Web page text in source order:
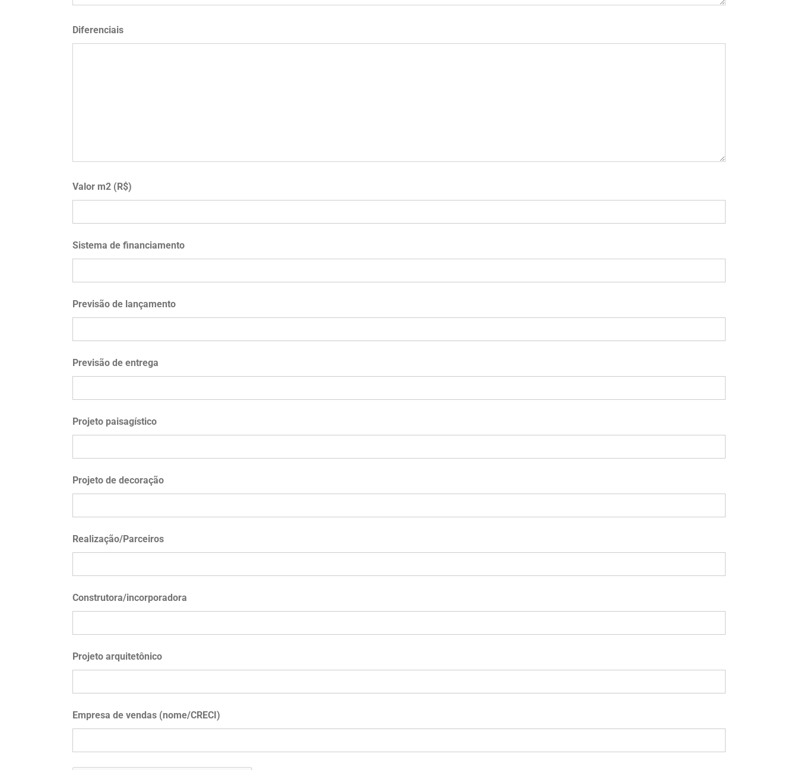
Diferenciais
Valor m2 (R$)
Sistema de financiamento
Previsão de lançamento
Previsão de entrega
Projeto paisagístico
Projeto de decoração
Realização/Parceiros
Construtora/incorporadora
Projeto arquitetônico
Empresa de vendas (nome/CRECI)